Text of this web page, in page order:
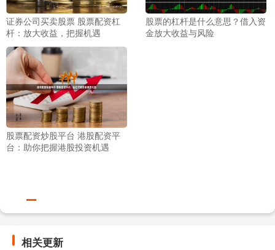
证券公司买卖股票 股票配资杠
杆：放大收益，把握机遇
股票的杠杆是什么意思？借入资
金放大收益与风险
股票配资炒股平台 港股配资平
台：助你把握港股投资机遇
相关更新